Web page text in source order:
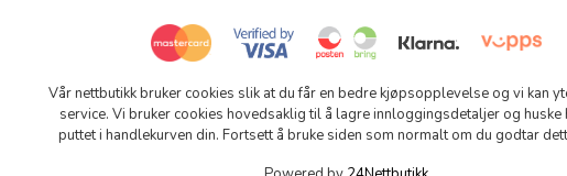
Vår nettbutikk bruker cookies slik at du får en bedre kjøpsopplevelse og vi kan
service. Vi bruker cookies hovedsaklig til å lagre innloggingsdetaljer og huske
puttet i handlekurven din. Fortsett å bruke siden som normalt om du godtar